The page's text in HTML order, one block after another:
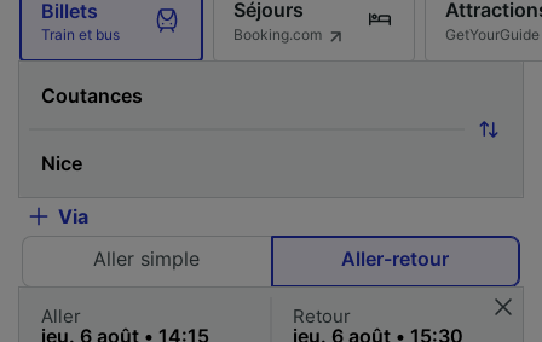
Billets
Train et bus
Séjours
Booking.com GetYourGuide
Via
Aller simple
Aller-retour
Aller Retour